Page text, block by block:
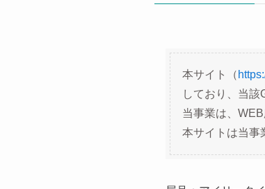
本サイト（
しており、当該
当事業は、
本サイトは当事